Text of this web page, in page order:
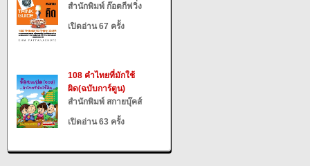
สำนักพิมพ์ ก๊อตกีฟวิ่ง
เปิดอ่าน 67 ครั้ง
108 คำไทยที่มักใช้
ผิด(ฉบับการ์ตูน)
สำนักพิมพ์ สกายบุ๊คส์
เปิดอ่าน 63 ครั้ง